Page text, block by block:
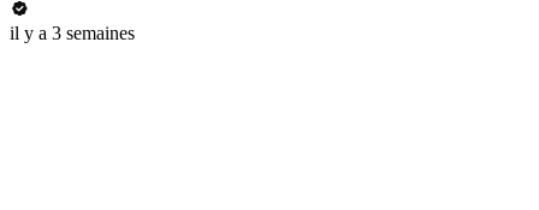
il y a 3 semaines